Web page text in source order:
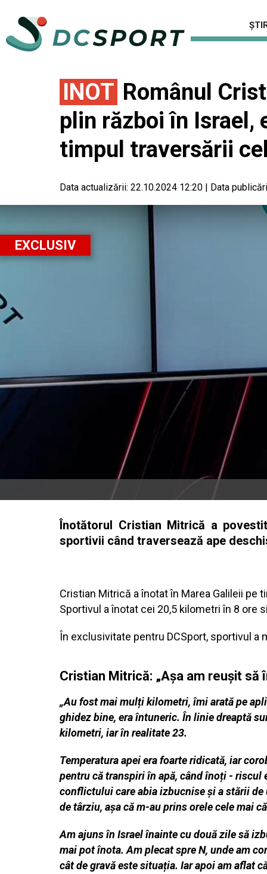
INOT Românul
plin război în Israel,
timpul traversării
Data actualizării: 22.10.2024 12:20 | Data
EXCLUSIV
Înotătorul Cristian Mitrică a
sportivii când traversează ape
Cristian Mitrică a înotat în Marea Galileii pe
Sportivul a înotat cei 20,5 kilometri în 8 ore
În exclusivitate pentru DCSport, sportivul
Cristian Mitrică: „Așa am reușit
„Au fost mai mulți kilometri, îmi arată pe
ghidez bine, era întuneric. În linie dreaptă
kilometri, iar în realitate 23.
Temperatura apei era foarte ridicată, iar
pentru că transpiri în apă, când înoți - riscul
conflictului care abia izbucnise și a stării de
de târziu, așa că m-au prins orele cele mai
Am ajuns în Israel înainte cu două zile să
mai pot înota. Am plecat spre N, unde am
cât de gravă este situația. Iar apoi am aflat